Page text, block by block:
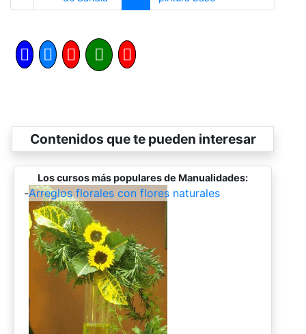
Contenidos que te pueden interesar
Los cursos más populares de Manualidades:
-Arreglos florales con flores naturales